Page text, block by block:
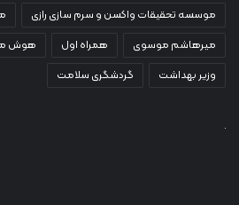
موسسه تحقیقات واکسن و سرم سازی رازی
میرهاشم موسوی
همراه اول هوش
وزیر بهداشت
گردشگری سلامت